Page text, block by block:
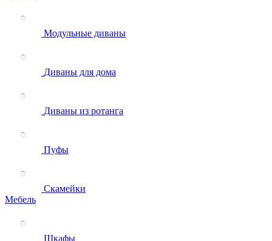
Модульные диваны
Диваны для дома
Диваны из ротанга
Пуфы
Скамейки
Мебель
Шкафы